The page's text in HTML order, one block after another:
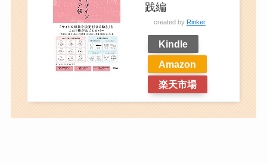
践編
created by Rinker
Kindle
Amazon
楽天市場